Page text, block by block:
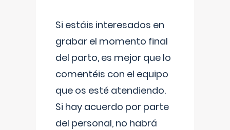
Si estáis interesados en
grabar el momento final
del parto, es mejor que lo
comentéis con el equipo
que os esté atendiendo.
Si hay acuerdo por parte
del personal, no habrá